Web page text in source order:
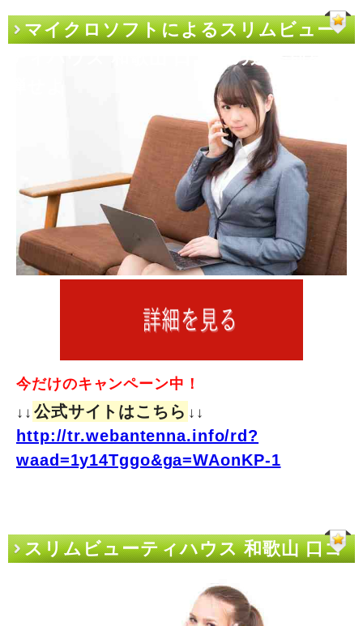
マイクロソフトによるスリムビュー
ティハウス 和歌山 口コミの逆差別を糾
今だけのキャンペーン中！
↓↓ 公式サイトはこちら ↓↓
http://tr.webantenna.info/rd?
waad=1y14Tggo&ga=WAonKP-1
スリムビューティハウス 和歌山 口コ